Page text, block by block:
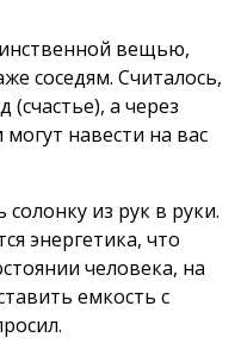
вещью,
соседям. Считалось,
а через
навести на вас
из рук в руки.
энергетика, что
человека, на
емкость с